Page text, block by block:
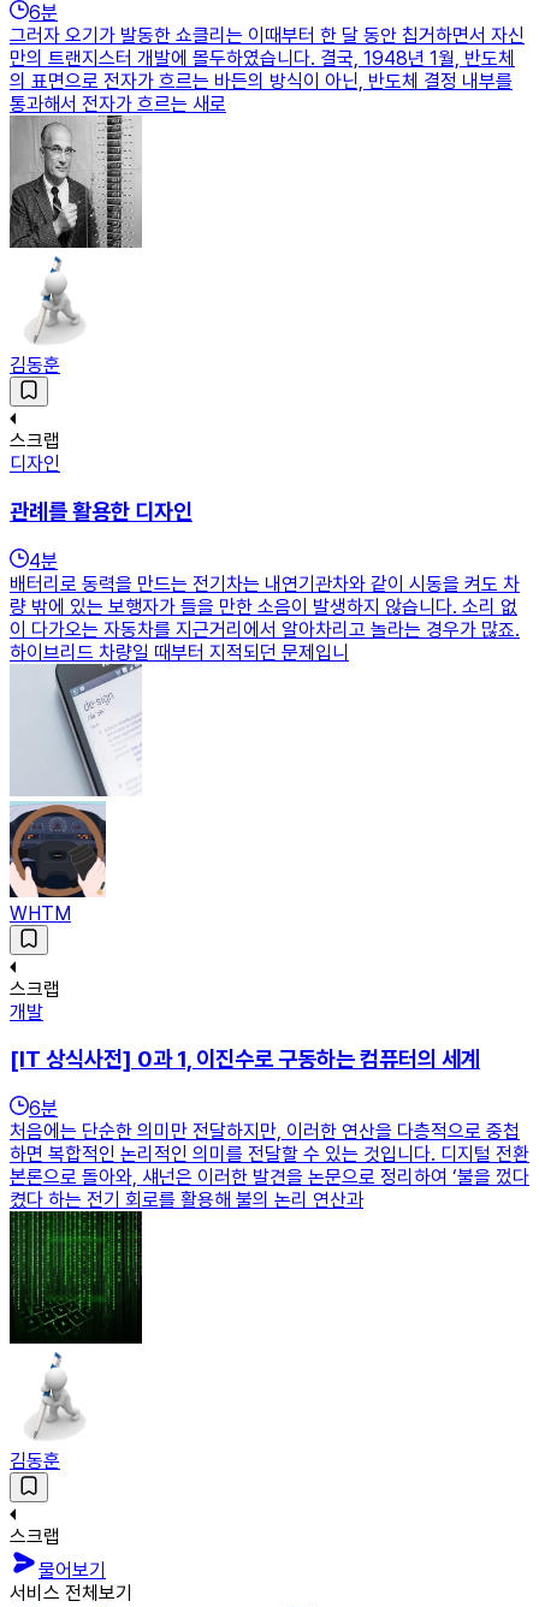
6분
그러자 오기가 발동한 쇼클리는 이때부터 한 달 동안 칩거하면서 자신
만의 트랜지스터 개발에 몰두하였습니다. 결국, 1948년 1월, 반도체
의 표면으로 전자가 흐르는 바든의 방식이 아닌, 반도체 결정 내부를
통과해서 전자가 흐르는 새로
김동훈
스크랩
디자인
관례를 활용한 디자인
4분
배터리로 동력을 만드는 전기차는 내연기관차와 같이 시동을 켜도 차
량 밖에 있는 보행자가 들을 만한 소음이 발생하지 않습니다. 소리 없
이 다가오는 자동차를 지근거리에서 알아차리고 놀라는 경우가 많죠.
하이브리드 차량일 때부터 지적되던 문제입니
WHTM
스크랩
개발
[IT 상식사전] 0과 1, 이진수로 구동하는 컴퓨터의 세계
6분
처음에는 단순한 의미만 전달하지만, 이러한 연산을 다층적으로 중첩
하면 복합적인 논리적인 의미를 전달할 수 있는 것입니다. 디지털 전환
본론으로 돌아와, 섀넌은 이러한 발견을 논문으로 정리하여 ‘불을 껐다
켰다 하는 전기 회로를 활용해 불의 논리 연산과
김동훈
스크랩
물어보기
서비스 전체보기